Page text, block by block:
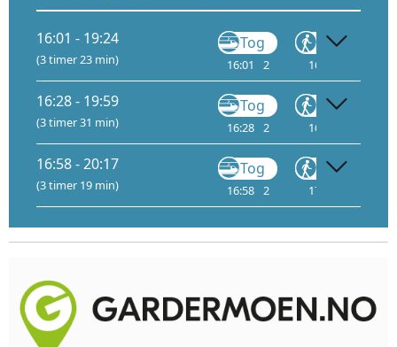
16:01 - 19:24
(3 timer 23 min)
Tog
16:01 2
Gå
16:16
16:28 - 19:59
(3 timer 31 min)
Tog
16:28 2
Gå
16:43
16:58 - 20:17
(3 timer 19 min)
Tog
16:58 2
Gå
17:13